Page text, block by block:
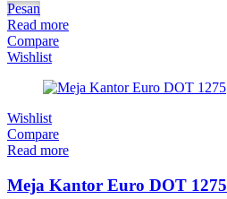
Pesan
Read more
Compare
Wishlist
Wishlist
Compare
Read more
Meja Kantor Euro DOT 1275